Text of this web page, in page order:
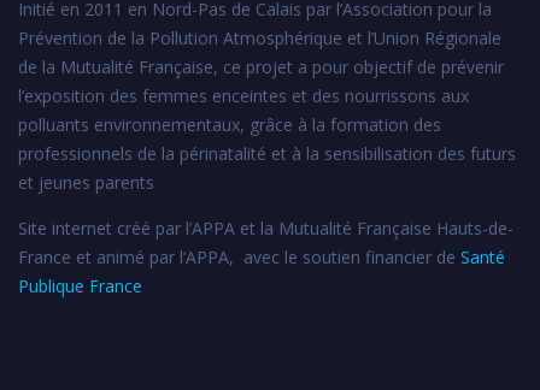
Initié en 2011 en Nord-Pas de Calais par l’Association pour la
Prévention de la Pollution Atmosphérique et l’Union Régionale
de la Mutualité Française, ce projet a pour objectif de prévenir
l’exposition des femmes enceintes et des nourrissons aux
polluants environnementaux, grâce à la formation des
professionnels de la périnatalité et à la sensibilisation des futurs
et jeunes parents
Site internet créé par l’APPA et la Mutualité Française Hauts-de-
France et animé par l’APPA, avec le soutien financier de Santé
Publique France